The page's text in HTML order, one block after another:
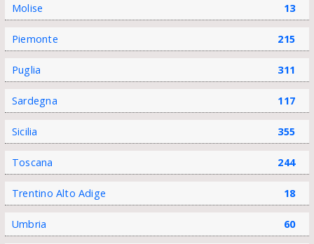
Molise 13
Piemonte 215
Puglia 311
Sardegna 117
Sicilia 355
Toscana 244
Trentino Alto Adige 18
Umbria 60